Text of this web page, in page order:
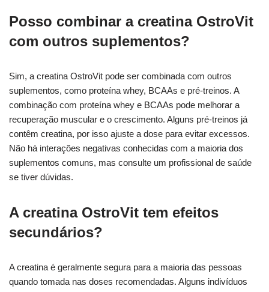
Posso combinar a creatina OstroVit
com outros suplementos?
Sim, a creatina OstroVit pode ser combinada com outros
suplementos, como proteína whey, BCAAs e pré-treinos. A
combinação com proteína whey e BCAAs pode melhorar a
recuperação muscular e o crescimento. Alguns pré-treinos já
contêm creatina, por isso ajuste a dose para evitar excessos.
Não há interações negativas conhecidas com a maioria dos
suplementos comuns, mas consulte um profissional de saúde
se tiver dúvidas.
A creatina OstroVit tem efeitos
secundários?
A creatina é geralmente segura para a maioria das pessoas
quando tomada nas doses recomendadas. Alguns indivíduos